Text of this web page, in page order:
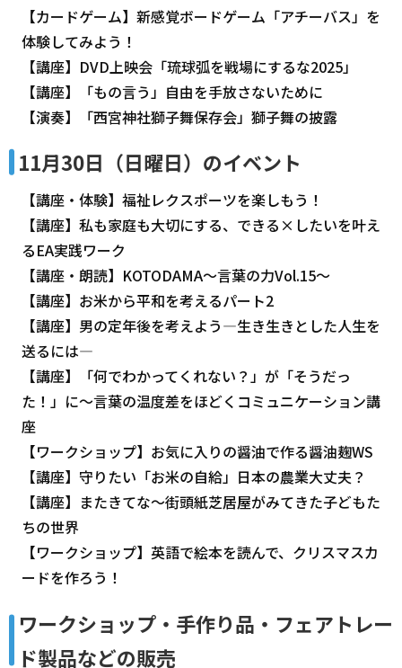
【カードゲーム】新感覚ボードゲーム「アチーバス」を
体験してみよう！
【講座】DVD上映会「琉球弧を戦場にするな2025」
【講座】「もの言う」自由を手放さないために
【演奏】「西宮神社獅子舞保存会」獅子舞の披露
11月30日（日曜日）のイベント
【講座・体験】福祉レクスポーツを楽しもう！
【講座】私も家庭も大切にする、できる×したいを叶え
るEA実践ワーク
【講座・朗読】KOTODAMA～言葉の力Vol.15～
【講座】お米から平和を考えるパート2
【講座】男の定年後を考えよう―生き生きとした人生を
送るには―
【講座】「何でわかってくれない？」が「そうだっ
た！」に～言葉の温度差をほどくコミュニケーション講
座
【ワークショップ】お気に入りの醤油で作る醤油麹WS
【講座】守りたい「お米の自給」日本の農業大丈夫？
【講座】またきてな～街頭紙芝居屋がみてきた子どもた
ちの世界
【ワークショップ】英語で絵本を読んで、クリスマスカ
ードを作ろう！
ワークショップ・手作り品・フェアトレー
ド製品などの販売